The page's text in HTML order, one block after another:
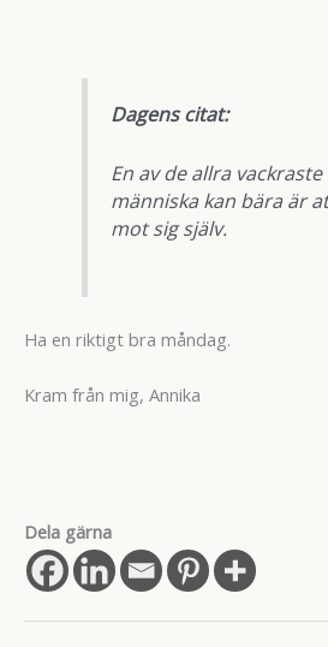
Dagens citat:
En av de allra
människa kan bära är
mot sig själv.
Ha en riktigt bra måndag.
Kram från mig, Annika
Dela gärna